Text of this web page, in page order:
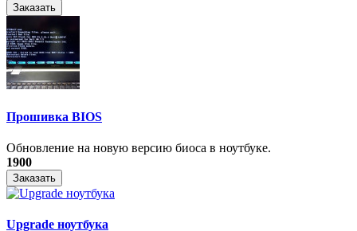
Заказать
Прошивка BIOS
Обновление на новую версию биоса в ноутбуке.
1900
Заказать
Upgrade ноутбука